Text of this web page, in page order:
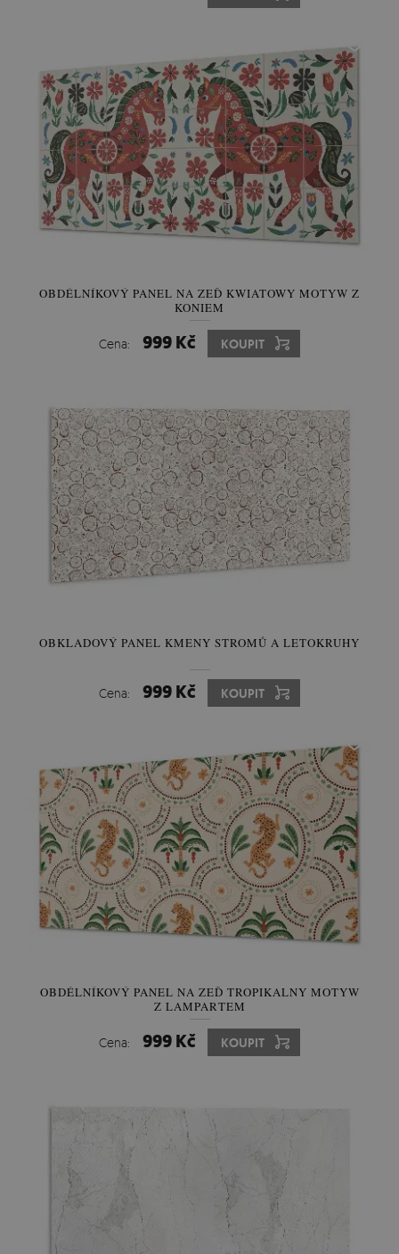
OBDÉLNÍKOVÝ PANEL NA ZEĎ KWIATOWY MOTYW Z
KONIEM
Cena: 999 Kč KOUPIT
OBKLADOVÝ PANEL KMENY STROMŮ A LETOKRUHY
Cena: 999 Kč KOUPIT
OBDÉLNÍKOVÝ PANEL NA ZEĎ TROPIKALNY MOTYW
Z LAMPARTEM
Cena: 999 Kč KOUPIT